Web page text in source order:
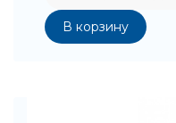
В корзину